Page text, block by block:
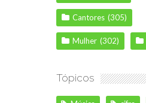
Cantores (305)
Mulher (302)
Tópicos